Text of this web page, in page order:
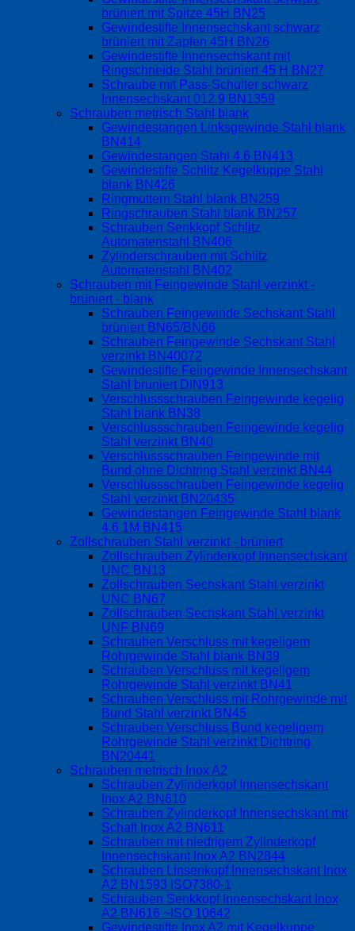
brüniert mit Spitze 45H BN25
Gewindestifte Innensechskant schwarz
brüniert mit Zapfen 45H BN26
Gewindestifte Innensechskant mit
Ringschneide Stahl brüniert 45 H BN27
Schraube mit Pass-Schulter schwarz
Innensechskant 012.9 BN1359
Schrauben metrisch Stahl blank
Gewindestangen Linksgewinde Stahl blank
BN414
Gewindestangen Stahl 4.6 BN413
Gewindestifte Schlitz Kegelkuppe Stahl
blank BN426
Ringmuttern Stahl blank BN259
Ringschrauben Stahl blank BN257
Schrauben Senkkopf Schlitz
Automatenstahl BN406
Zylinderschrauben mit Schlitz
Automatenstahl BN402
Schrauben mit Feingewinde Stahl verzinkt -
brüniert - blank
Schrauben Feingewinde Sechskant Stahl
brüniert BN65/BN66
Schrauben Feingewinde Sechskant Stahl
verzinkt BN40072
Gewindestifte Feingewinde Innensechskant
Stahl brüniert DIN913
Verschlussschrauben Feingewinde kegelig
Stahl blank BN38
Verschlussschrauben Feingewinde kegelig
Stahl verzinkt BN40
Verschlussschrauben Feingewinde mit
Bund ohne Dichtring Stahl verzinkt BN44
Verschlussschrauben Feingewinde kegelig
Stahl verzinkt BN20435
Gewindestangen Feingewinde Stahl blank
4.6 1M BN415
Zollschrauben Stahl verzinkt - brüniert
Zollschrauben Zylinderkopf Innensechskant
UNC BN13
Zollschrauben Sechskant Stahl verzinkt
UNC BN67
Zollschrauben Sechskant Stahl verzinkt
UNF BN69
Schrauben Verschluss mit kegeligem
Rohrgewinde Stahl blank BN39
Schrauben Verschluss mit kegeligem
Rohrgewinde Stahl verzinkt BN41
Schrauben Verschluss mit Rohrgewinde mit
Bund Stahl verzinkt BN45
Schrauben Verschluss Bund kegeligem
Rohrgewinde Stahl verzinkt Dichtring
BN20441
Schrauben metrisch Inox A2
Schrauben Zylinderkopf Innensechskant
Inox A2 BN610
Schrauben Zylinderkopf Innensechskant mit
Schaft Inox A2 BN611
Schrauben mit niedrigem Zylinderkopf
Innensechskant Inox A2 BN2844
Schrauben Linsenkopf Innensechskant Inox
A2 BN1593 ISO7380-1
Schrauben Senkkopf Innensechskant Inox
A2 BN616 ~ISO 10642
Gewindestifte Inox A2 mit Kegelkuppe